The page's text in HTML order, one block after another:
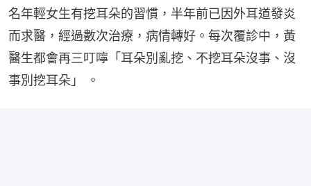
名年輕女生有挖耳朵的習慣，半年前已因外耳道發炎
而求醫，經過數次治療，病情轉好。每次覆診中，黃
醫生都會再三叮嚀「耳朵別亂挖、不挖耳朵沒事、沒
事別挖耳朵」 。